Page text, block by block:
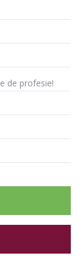
de profesie!